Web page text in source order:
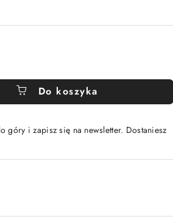
Do koszyka
góry i zapisz się na newsletter. Dostaniesz